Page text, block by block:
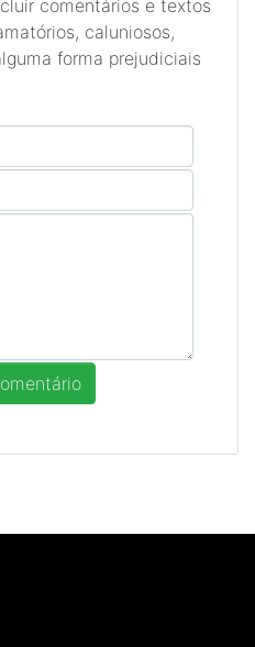
comentários e textos
caluniosos,
forma prejudiciais